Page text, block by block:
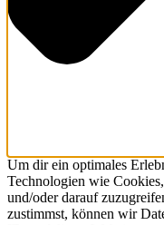
Um dir ein optimales
Technologien wie
und/oder darauf
zustimmst, können wir